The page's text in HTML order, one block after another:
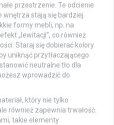
przestrzenie. Te odcienie
wnętrza stają się bardziej
formy mebli, np. na
„lewitacji”, co również
Staraj się dobierać kolory
uniknąć przytłaczającego
neutralne tło dla
wprowadzić do
który nie tylko
również zapewnia trwałość.
takie elementy